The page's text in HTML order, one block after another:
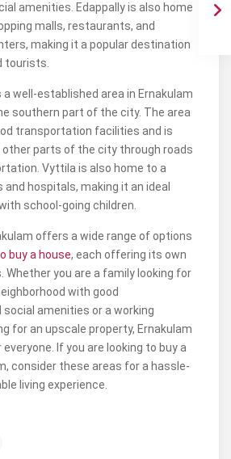
amenities. Edappally is also home
malls, restaurants, and
making it a popular destination
tourists.
well-established area in Ernakulam
southern part of the city. The area
transportation facilities and is
parts of the city through roads
Vyttila is also home to a
hospitals, making it an ideal
school-going children.
offers a wide range of options
buy a house, each offering its own
Whether you are a family looking for
with good
amenities or a working
for an upscale property, Ernakulam
If you are looking to buy a
consider these areas for a hassle-
living experience.